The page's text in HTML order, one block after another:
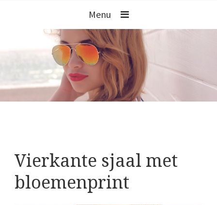
Menu
Vierkante sjaal met
bloemenprint